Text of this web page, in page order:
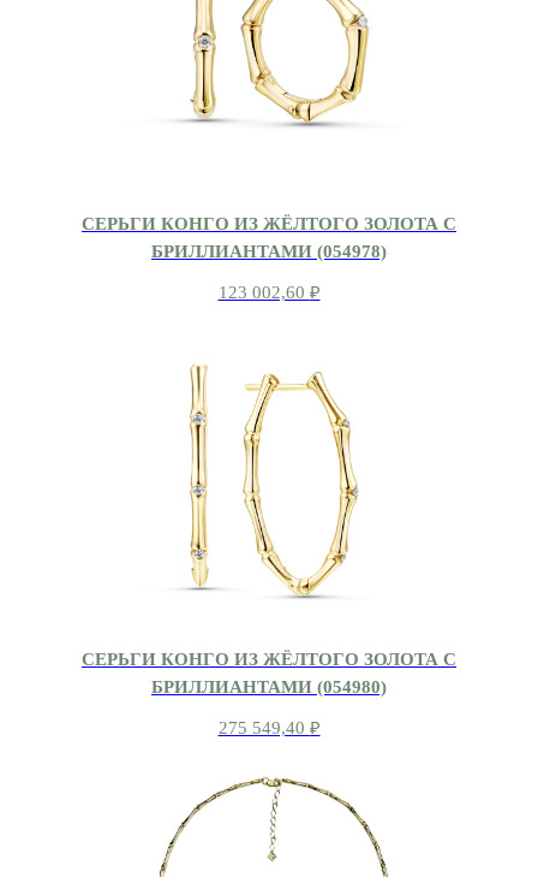
СЕРЬГИ КОНГО ИЗ ЖЁЛТОГО ЗОЛОТА С
БРИЛЛИАНТАМИ (054978)
123 002,60 ₽
СЕРЬГИ КОНГО ИЗ ЖЁЛТОГО ЗОЛОТА С
БРИЛЛИАНТАМИ (054980)
275 549,40 ₽